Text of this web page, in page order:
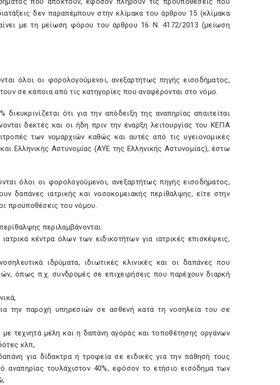
δεν παραπέμπουν στην κλίμακα του άρθρου 15 (κλίμακα
με τη μείωση φόρου του άρθρου 16 Ν. 4172/2013 (μείωση
όλοι οι φορολογούμενοι, ανεξαρτήτως πηγής εισοδήματος,
σε κάποια από τις κατηγορίες που αναφέρονται στο νόμο.
ότι για την απόδειξη της αναπηρίας απαιτείται
δεκτές και οι ήδη πριν την έναρξη λειτουργίας του ΚΕΠΑ
των νομαρχιών καθώς και αυτές από τις υγειονομικές
Ελληνικής Αστυνομίας (ΑΥΕ της Ελληνικής Αστυνομίας), έστω
όλοι οι φορολογούμενοι, ανεξαρτήτως πηγής εισοδήματος,
δαπάνες ιατρικής και νοσοκομειακής περίθαλψης, είτε στην
προϋποθέσεις του νόμου.
περιλαμβάνονται:
κέντρα όλων των ειδικοτήτων για ιατρικές επισκέψεις,
ιδρύματα, ιδιωτικές κλινικές και οι δαπάνες που
όπως π.χ. συνδρομές σε επιχειρήσεις που παρέχουν διαρκή
παροχή υπηρεσιών σε ασθενή κατά τη νοσηλεία του σε
τεχνητά μέλη και η δαπάνη αγοράς και τοποθέτησης οργάνων
κλπ,
για δίδακτρα ή τροφεία σε ειδικές για την πάθησή τους
αναπηρίας τουλάχιστον 40%, εφόσον το ετήσιο εισόδημα των